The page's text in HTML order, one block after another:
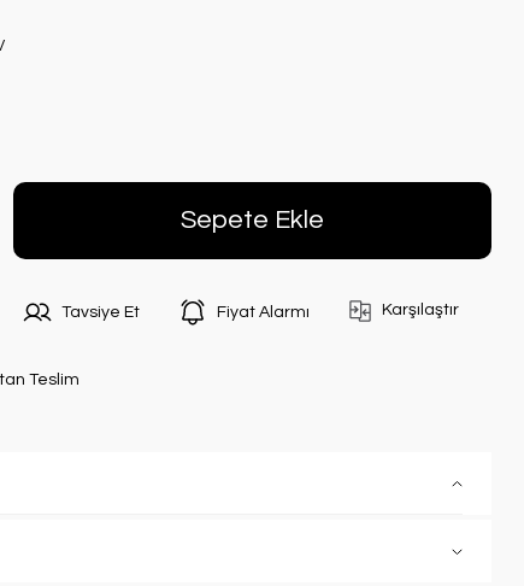
Sepete Ekle
Tavsiye Et Fiyat Alarmı Karşılaştır
Teslim